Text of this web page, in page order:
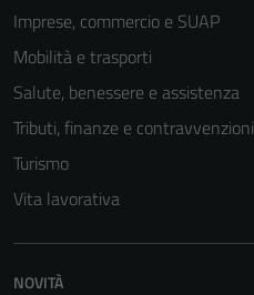
Imprese, commercio e SUAP
Mobilità e trasporti
Salute, benessere e assistenza
Tributi, finanze e contravvenzioni
Turismo
Vita lavorativa
NOVITÀ